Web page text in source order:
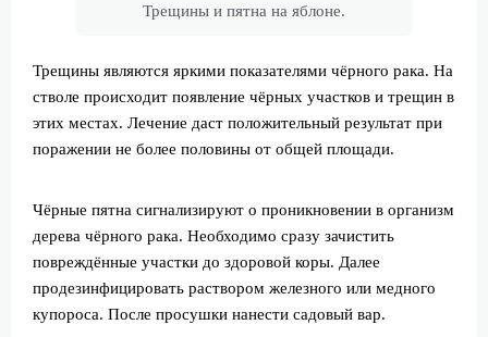
Трещины и пятна на яблоне.
Трещины являются яркими показателями чёрного рака. На
стволе происходит появление чёрных участков и трещин в
этих местах. Лечение даст положительный результат при
поражении не более половины от общей площади.
Чёрные пятна сигнализируют о проникновении в организм
дерева чёрного рака. Необходимо сразу зачистить
повреждённые участки до здоровой коры. Далее
продезинфицировать раствором железного или медного
купороса. После просушки нанести садовый вар.